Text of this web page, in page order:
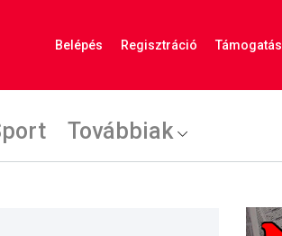
Belépés Regisztráció Támogatás
Továbbiak